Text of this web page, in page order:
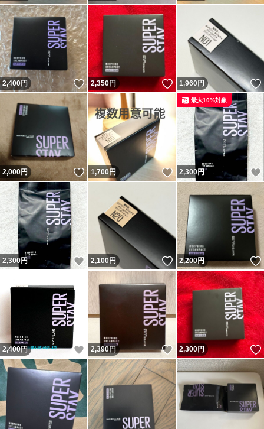
2,400円 いいね！
2,350円 いいね！
1,960 円
2,000円 いいね！
1,700円 いいね！
2,300円
最大10%対象
2,300円 いいね！
2,100円 いいね！
2,200円
2,400円 いいね！
2,390円 いいね！
2,300円